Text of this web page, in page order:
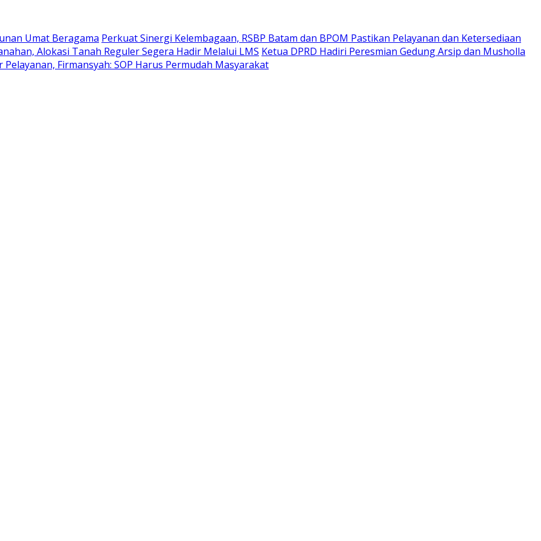
Umat Beragama Perkuat Sinergi Kelembagaan, RSBP Batam dan BPOM Pastikan Pelayanan dan Ketersediaan
Alokasi Tanah Reguler Segera Hadir Melalui LMS Ketua DPRD Hadiri Peresmian Gedung Arsip dan Musholla
Firmansyah: SOP Harus Permudah Masyarakat